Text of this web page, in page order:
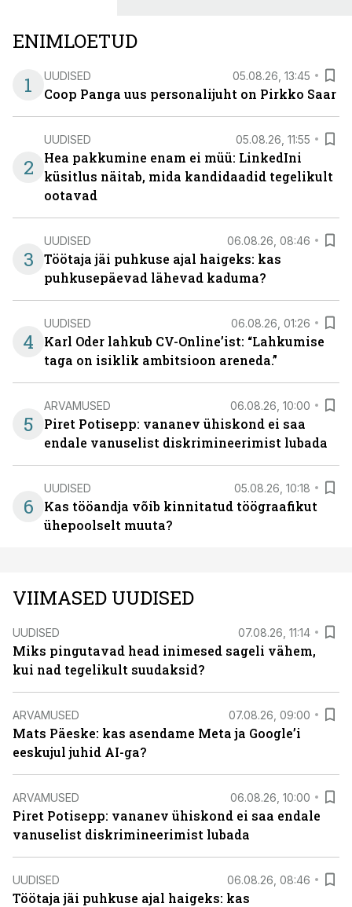
ENIMLOETUD
1
UUDISED 05.08.26, 13:45
Coop Panga uus personalijuht on Pirkko Saar
2
UUDISED 05.08.26, 11:55
Hea pakkumine enam ei müü: LinkedIni
küsitlus näitab, mida kandidaadid tegelikult
ootavad
3
UUDISED 06.08.26, 08:46
Töötaja jäi puhkuse ajal haigeks: kas
puhkusepäevad lähevad kaduma?
4
UUDISED 06.08.26, 01:26
Karl Oder lahkub CV-Online’ist: “Lahkumise
taga on isiklik ambitsioon areneda.”
5
ARVAMUSED 06.08.26, 10:00
Piret Potisepp: vananev ühiskond ei saa
endale vanuselist diskrimineerimist lubada
6
UUDISED 05.08.26, 10:18
Kas tööandja võib kinnitatud töögraafikut
ühepoolselt muuta?
VIIMASED UUDISED
UUDISED 07.08.26, 11:14
Miks pingutavad head inimesed sageli vähem,
kui nad tegelikult suudaksid?
ARVAMUSED 07.08.26, 09:00
Mats Päeske: kas asendame Meta ja Google’i
eeskujul juhid AI-ga?
ARVAMUSED 06.08.26, 10:00
Piret Potisepp: vananev ühiskond ei saa endale
vanuselist diskrimineerimist lubada
UUDISED 06.08.26, 08:46
Töötaja jäi puhkuse ajal haigeks: kas